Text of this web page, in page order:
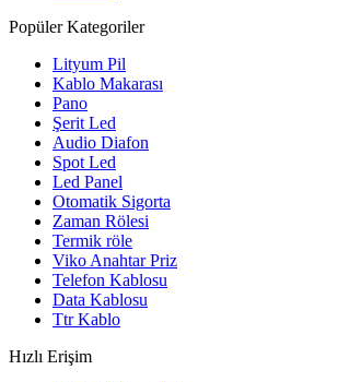
Popüler Kategoriler
Lityum Pil
Kablo Makarası
Pano
Şerit Led
Audio Diafon
Spot Led
Led Panel
Otomatik Sigorta
Zaman Rölesi
Termik röle
Viko Anahtar Priz
Telefon Kablosu
Data Kablosu
Ttr Kablo
Hızlı Erişim